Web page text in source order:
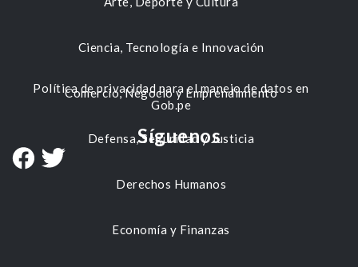
Ciencia, Tecnología e Innovación
Comercio, Negocio y Emprendimiento
Defensa, Seguridad y Justicia
Derechos Humanos
Economía y Finanzas
Política de privacidad para el manejo de datos en
Gob.pe
Síguenos